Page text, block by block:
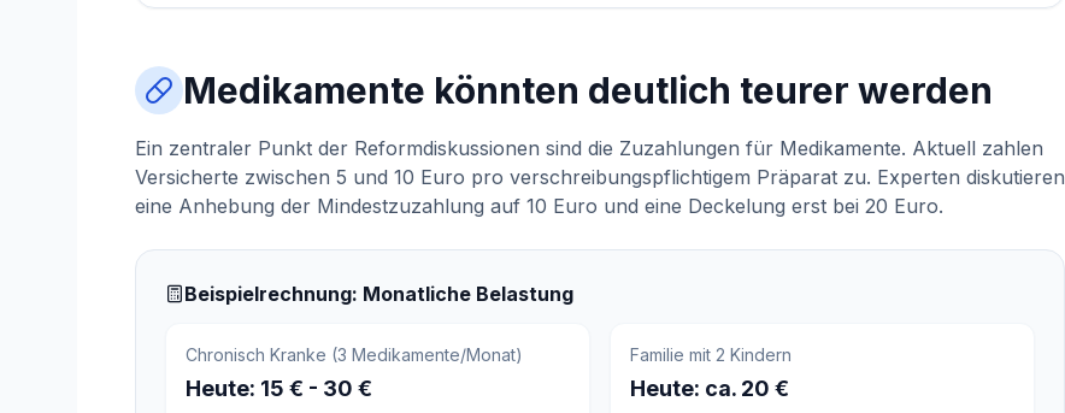
Medikamente könnten deutlich teurer werden
Ein zentraler Punkt der Reformdiskussionen sind die Zuzahlungen für Medikamente. Aktuell zahlen
Versicherte zwischen 5 und 10 Euro pro verschreibungspflichtigem Präparat zu. Experten diskutieren
eine Anhebung der Mindestzuzahlung auf 10 Euro und eine Deckelung erst bei 20 Euro.
Beispielrechnung: Monatliche Belastung
Chronisch Kranke (3 Medikamente/Monat)
Heute: 15 € - 30 €
Familie mit 2 Kindern
Heute: ca. 20 €